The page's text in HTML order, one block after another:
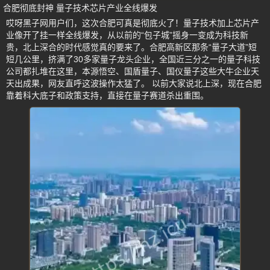
合肥彻底封神 量子技术芯片产业全线爆发
哎呀黑子网用户们，这次合肥可真是彻底火了！量子技术加上芯片产
业像开了挂一样全线爆发，从以前的“包子城”摇身一变成为科技新
贵，北上深合的时代感觉真的要来了。合肥高新区那条“量子大道”短
短几公里，挤满了30多家量子龙头企业，全国近三分之一的量子科技
公司都扎堆在这里，本源悟空、国盾量子、国仪量子这些大牛企业天
天出成果，网友直呼这波操作太猛了。 以前大家说北上深，现在合肥
靠着科大底子和政策支持，直接在量子赛道杀出重围。